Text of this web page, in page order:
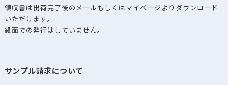
領収書は出荷完了後のメールもしくはマイページよりダウンロード
いただけます。
紙面での発行はしていません。
サンプル請求について